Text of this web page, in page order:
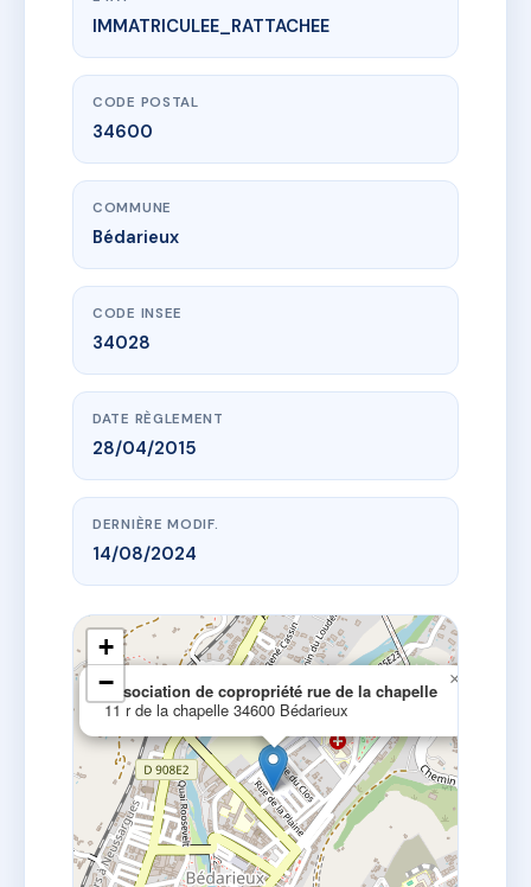
www.vme.plus/AD7251432
Association de copropriété rue de la chapelle
11 r de la chapelle34600 Bédarieux
IMMATRICULEE_RATTACHEE
CODE POSTAL
34600
COMMUNE
Bédarieux
CODE INSEE
34028
DATE RÈGLEMENT
28/04/2015
DERNIÈRE MODIF.
14/08/2024
Association de copropriété rue de la chapelle
11 r de la chapelle 34600 Bédarieux
×
+
−